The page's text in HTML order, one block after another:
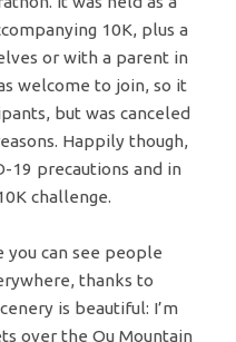
10K, plus a
or with a parent in
welcome to join, so it
but was canceled
Happily though,
19 precautions and in
challenge.
you can see people
thanks to
is beautiful: I’m
over the Ou Mountain